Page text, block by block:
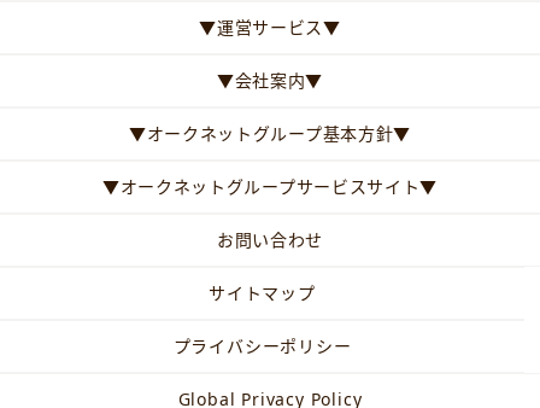
▼運営サービス▼
▼会社案内▼
▼オークネットグループ基本方針▼
▼オークネットグループサービスサイト▼
お問い合わせ
サイトマップ
プライバシーポリシー
Global Privacy Policy